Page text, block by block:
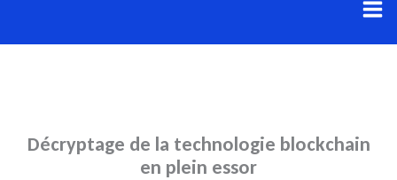
au
Décryptage de la technologie blockchain
en plein essor